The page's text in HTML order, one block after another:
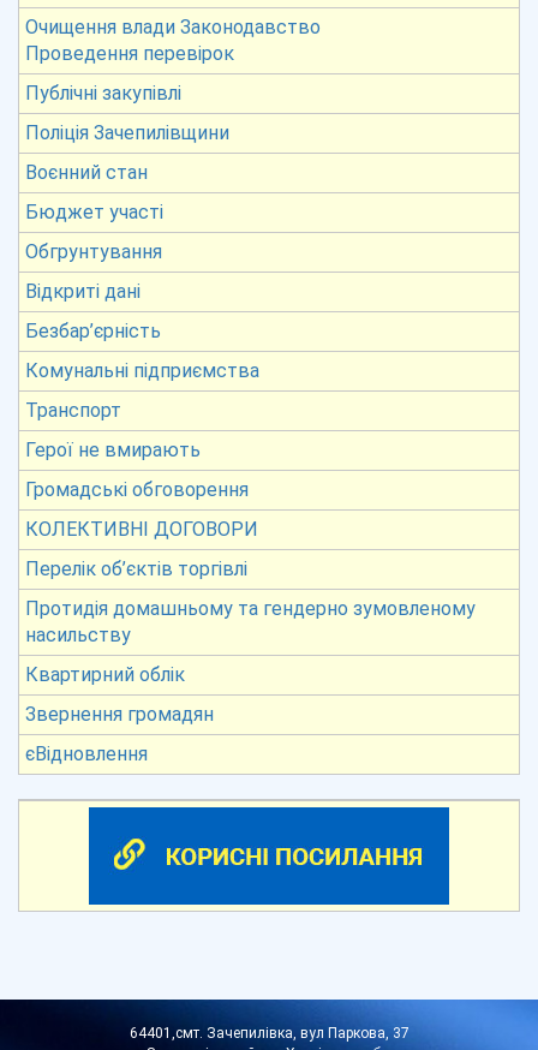
Очищення влади Законодавство
Проведення перевірок
Публічні закупівлі
Поліція Зачепилівщини
Воєнний стан
Бюджет участі
Обгрунтування
Відкриті дані
Безбар’єрність
Комунальні підприємства
Транспорт
Герої не вмирають
Громадські обговорення
КОЛЕКТИВНІ ДОГОВОРИ
Перелік об’єктів торгівлі
Протидія домашньому та гендерно зумовленому
насильству
Квартирний облік
Звернення громадян
єВідновлення
64401,смт. Зачепилівка, вул Паркова, 37